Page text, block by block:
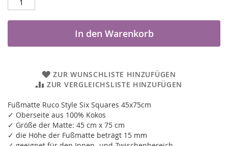
In den Warenkorb
ZUR WUNSCHLISTE HINZUFÜGEN
ZUR VERGLEICHSLISTE HINZUFÜGEN
Fußmatte Ruco Style Six Squares 45x75cm
✓ Oberseite aus 100% Kokos
✓ Größe der Matte: 45 cm x 75 cm
✓ die Höhe der Fußmatte beträgt 15 mm